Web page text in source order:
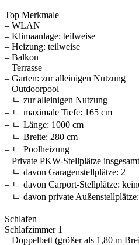
Top Merkmale
– WLAN
– Klimaanlage: teilweise
– Heizung: teilweise
– Balkon
– Terrasse
– Garten: zur alleinigen Nutzung
– Outdoorpool
– ㄴ zur alleinigen Nutzung
– ㄴ maximale Tiefe: 165 cm
– ㄴ Länge: 1000 cm
– ㄴ Breite: 280 cm
– ㄴ Poolheizung
– Private PKW-Stellplätze
– ㄴ davon Garagenstellplätze: 2
– ㄴ davon Carport-Stellplätze:
– ㄴ davon private
Schlafen
Schlafzimmer 1
– Doppelbett (größer als 1,80 m